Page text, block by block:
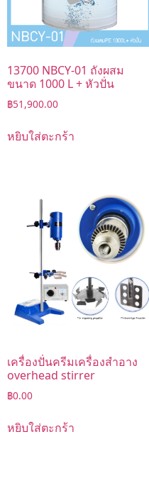
13700 NBCY-01 ถังผสม
ขนาด 1000 L + หัวปั่น
฿51,900.00
หยิบใส่ตะกร้า
เครื่องปั่นครีมเครื่องสำอาง
overhead stirrer
฿0.00
หยิบใส่ตะกร้า